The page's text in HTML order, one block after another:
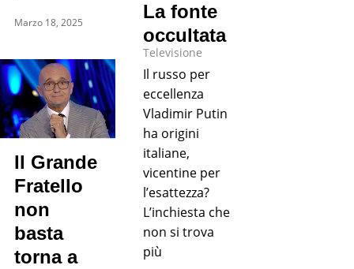
Marzo 18, 2025
La fonte
occultata
Televisione
Il russo per
eccellenza
Vladimir Putin
ha origini
italiane,
vicentine per
l’esattezza?
L’inchiesta che
non si trova
più
Il Grande
Fratello
non
basta
torna a